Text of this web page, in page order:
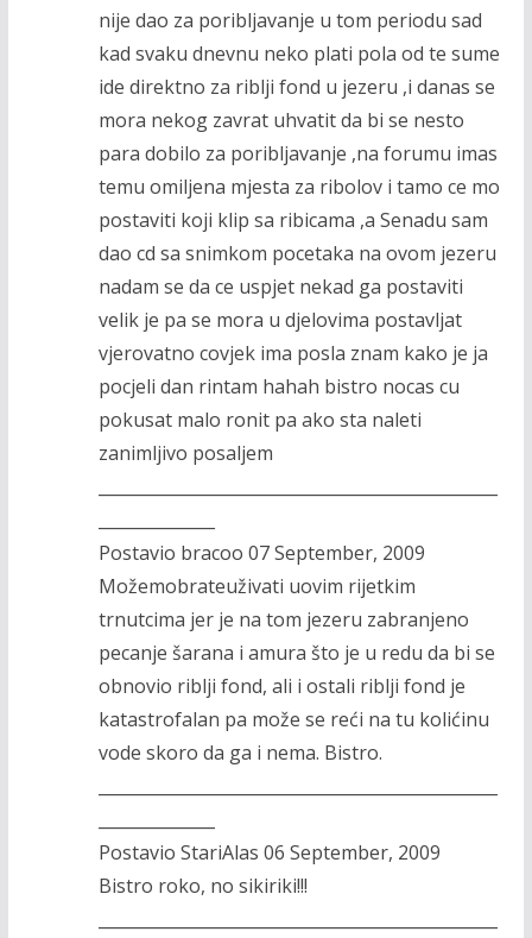
nije dao za poribljavanje u tom periodu sad
kad svaku dnevnu neko plati pola od te sume
ide direktno za riblji fond u jezeru ,i danas se
mora nekog zavrat uhvatit da bi se nesto
para dobilo za poribljavanje ,na forumu imas
temu omiljena mjesta za ribolov i tamo ce mo
postaviti koji klip sa ribicama ,a Senadu sam
dao cd sa snimkom pocetaka na ovom jezeru
nadam se da ce uspjet nekad ga postaviti
velik je pa se mora u djelovima postavljat
vjerovatno covjek ima posla znam kako je ja
pocjeli dan rintam hahah bistro nocas cu
pokusat malo ronit pa ako sta naleti
zanimljivo posaljem
Postavio bracoo 07 September, 2009
Možemobrateuživati uovim rijetkim
trnutcima jer je na tom jezeru zabranjeno
pecanje šarana i amura što je u redu da bi se
obnovio riblji fond, ali i ostali riblji fond je
katastrofalan pa može se reći na tu kolićinu
vode skoro da ga i nema. Bistro.
Postavio StariAlas 06 September, 2009
Bistro roko, no sikiriki!!!